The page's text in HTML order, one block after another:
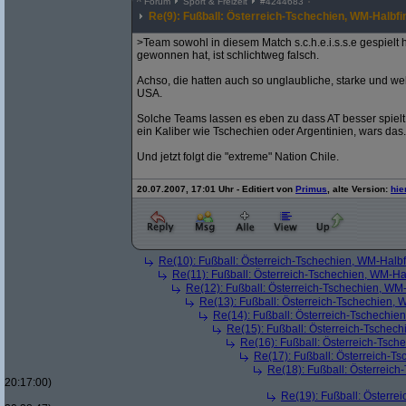
Re(9): Fußball: Österreich-Tschechien, WM-
>Team sowohl in diesem Match s.c.h.e.i.s.s.e
gewonnen hat, ist schlichtweg falsch.
Achso, die hatten auch so unglaubliche, starke und
USA.
Solche Teams lassen es eben zu dass AT besser
ein Kaliber wie Tschechien oder Argentinien, wars
Und jetzt folgt die "extreme" Nation Chile.
20.07.2007, 17:01 Uhr - Editiert von Primus , alte Version:
Re(10): Fußball: Österreich-Tschechien, WM-
Re(11): Fußball: Österreich-Tschechien, WM-
Re(12): Fußball: Österreich-Tschechien,
Re(13): Fußball: Österreich-Tschechien,
Re(14): Fußball: Österreich-
Re(15): Fußball: Österreich-
Re(16): Fußball: Österreich-
Re(17): Fußball: Österreich-
Re(18): Fußball:
20:17:00)
Re(19): Fußball: